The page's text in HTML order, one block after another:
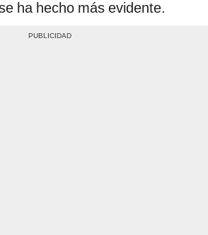
ha hecho más evidente.